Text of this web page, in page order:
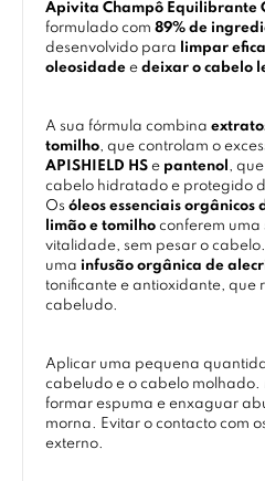
Apivita Champô Equilibrante
formulado com 89% de
desenvolvido para
limpar
oleosidade e deixar o cabelo
A sua fórmula combina
tomilho, que controlam o
APISHIELD HS e pantenol ,
cabelo hidratado e protegido
Os óleos essenciais
limão e tomilho conferem uma
vitalidade, sem pesar o
uma infusão orgânica de
tonificante e antioxidante, que
cabeludo.
Aplicar uma pequena
cabeludo e o cabelo molhado.
formar espuma e enxaguar
morna. Evitar o contacto com
externo.